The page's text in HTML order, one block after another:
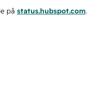
på status.hubspot.com.